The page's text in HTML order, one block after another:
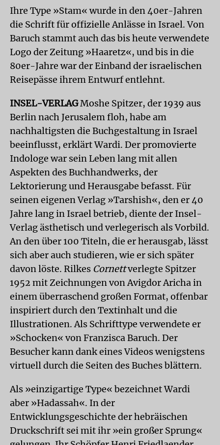
Ihre Type »Stam« wurde in den 40er-Jahren
die Schrift für offizielle Anlässe in Israel. Von
Baruch stammt auch das bis heute verwendete
Logo der Zeitung »Haaretz«, und bis in die
80er-Jahre war der Einband der israelischen
Reisepässe ihrem Entwurf entlehnt.
INSEL-VERLAGMoshe Spitzer, der 1939 aus
Berlin nach Jerusalem floh, habe am
nachhaltigsten die Buchgestaltung in Israel
beeinflusst, erklärt Wardi. Der promovierte
Indologe war sein Leben lang mit allen
Aspekten des Buchhandwerks, der
Lektorierung und Herausgabe befasst. Für
seinen eigenen Verlag »Tarshish«, den er 40
Jahre lang in Israel betrieb, diente der Insel-
Verlag ästhetisch und verlegerisch als Vorbild.
An den über 100 Titeln, die er herausgab, lässt
sich aber auch studieren, wie er sich später
davon löste. Rilkes Cornettverlegte Spitzer
1952 mit Zeichnungen von Avigdor Aricha in
einem überraschend großen Format, offenbar
inspiriert durch den Textinhalt und die
Illustrationen. Als Schrifttype verwendete er
»Schocken« von Franzisca Baruch. Der
Besucher kann dank eines Videos wenigstens
virtuell durch die Seiten des Buches blättern.
Als »einzigartige Type« bezeichnet Wardi
aber »Hadassah«. In der
Entwicklungsgeschichte der hebräischen
Druckschrift sei mit ihr »ein großer Sprung«